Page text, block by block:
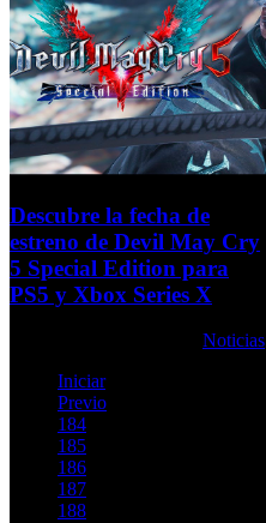
Descubre la fecha de
estreno de Devil May Cry
5 Special Edition para
PS5 y Xbox Series X
Noticias
Iniciar
Previo
184
185
186
187
188